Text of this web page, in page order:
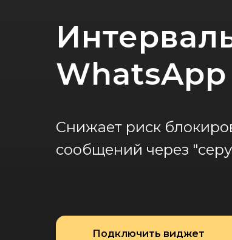
WhatsApp
Снижает риск
сообщений через
Подключить виджет